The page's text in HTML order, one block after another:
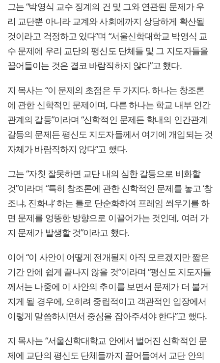
그는 “박영식 교수 징계의 건 및 그와 연관된 문제가 우
리 교단뿐 아니라 교계와 사회에까지 상당하게 확산될
것이라고 걱정하고 있다”며 “서울신학대학교 박영식 교
수 문제에 우리 교단의 평신도 단체들 및 그 지도자들을
끌어들이는 것은 결코 바람직하지 않다”고 했다.
지 목사는 “이 문제의 초점은 두 가지다. 하나는 창조론
에 관한 신학적인 문제이며, 다른 하나는 학교 내부 인간
관계의 갈등”이라며 “신학적인 문제든 학내의 인간관계
갈등의 문제든 평신도 지도자들께서 여기에 개입되는 것
자체가 바람직하지 않다”고 했다.
그는 “자칫 잘못하면 교단 내의 심한 갈등으로 비화할
것”이라며 “특히 창조론에 관한 신학적인 문제를 놓고 ‘창
조냐, 진화냐’ 하는 틀로 단순화하여 프레임 씌우기를 하
면 문제를 엉뚱한 방향으로 이끌어가는 것인데, 여러 가
지 문제가 발생할 것”이라고 했다.
이어 “이 사안이 어떻게 전개될지 아직 모르겠지만 짧은
기간 안에 쉽게 끝나지 않을 것”이라며 “평신도 지도자들
께서는 나중에 이 사안의 추이를 보면서 문제가 더 불거
지게 될 경우에, 오히려 중립적이고 객관적인 입장에서
이렇게 말씀하시면서 중심을 잡아주셔야 한다”고 했다.
지 목사는 “서울신학대학교 안에서 벌어진 신학적인 문
제에 교단의 평신도 단체들까지 끌어들여서 교단 안의